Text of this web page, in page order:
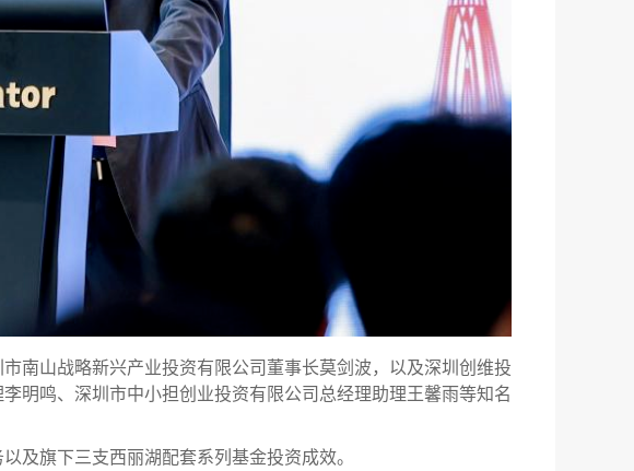
南山战略新兴产业投资有限公司董事长莫剑波，以及深圳创维投
明鸣、深圳市中小担创业投资有限公司总经理助理王馨雨等知名
及旗下三支西丽湖配套系列基金投资成效。